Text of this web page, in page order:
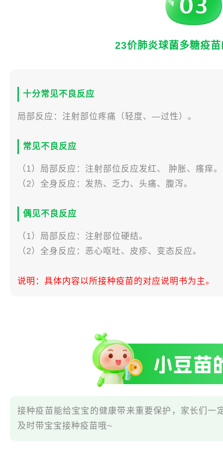
23价肺炎球菌多糖疫
十分常见不良反应
局部反应：注射部位疼痛（轻度、—过性）。
常见不良反应
（1）局部反应：注射部位反应发红、 肿胀、瘙痒。
（2）全身反应：发热、乏力、头痛、腹泻。
偶见不良反应
（1）局部反应：注射部位硬结。
（2）全身反应：恶心呕吐、皮疹、变态反应。
说明：具体内容以所接种疫苗的对应说明书为主。
接种疫苗能给宝宝的健康带来重要保护，家长们一
及时带宝宝接种疫苗哦~